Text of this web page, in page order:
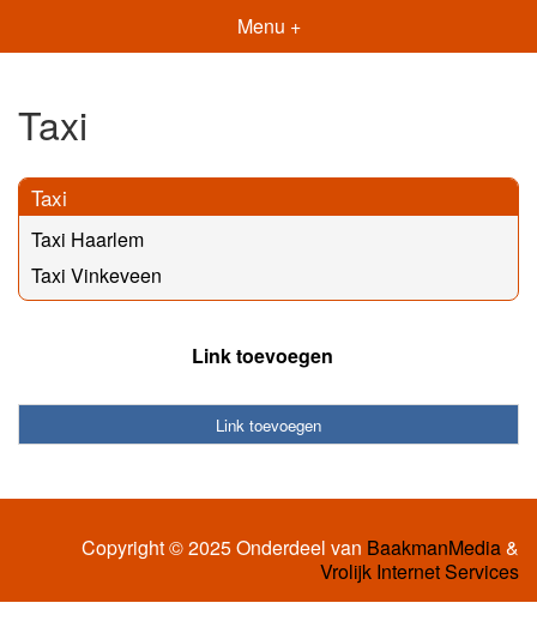
Menu +
Taxi
Taxi
Taxi Haarlem
Taxi Vinkeveen
Link toevoegen
Link toevoegen
Copyright © 2025 Onderdeel van BaakmanMedia&
Vrolijk Internet Services